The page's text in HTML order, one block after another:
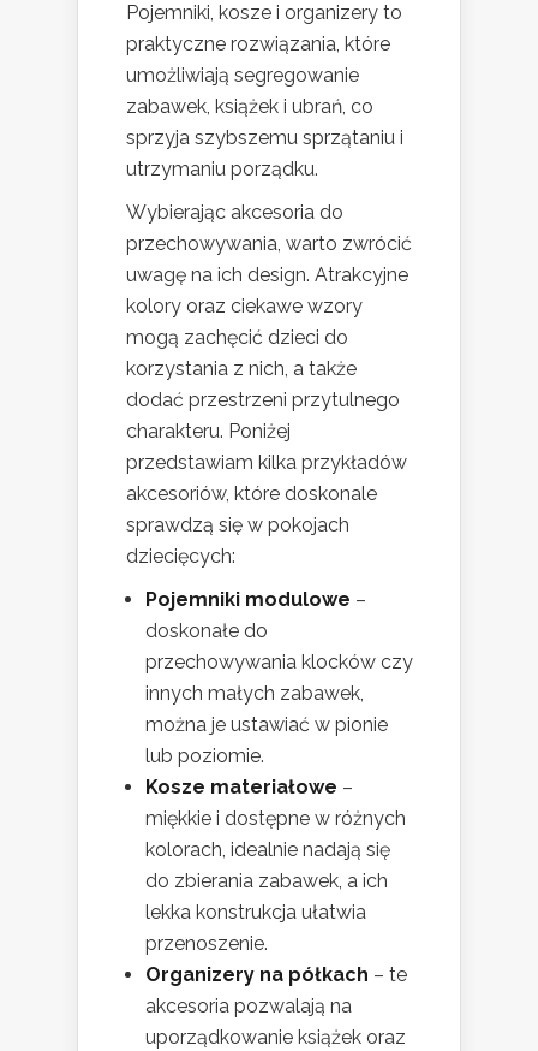
Pojemniki, kosze i organizery to
praktyczne rozwiązania, które
umożliwiają segregowanie
zabawek, książek i ubrań, co
sprzyja szybszemu sprzątaniu i
utrzymaniu porządku.
Wybierając akcesoria do
przechowywania, warto zwrócić
uwagę na ich design. Atrakcyjne
kolory oraz ciekawe wzory
mogą zachęcić dzieci do
korzystania z nich, a także
dodać przestrzeni przytulnego
charakteru. Poniżej
przedstawiam kilka przykładów
akcesoriów, które doskonale
sprawdzą się w pokojach
dziecięcych:
Pojemniki modulowe –
doskonałe do
przechowywania klocków czy
innych małych zabawek,
można je ustawiać w pionie
lub poziomie.
Kosze materiałowe –
miękkie i dostępne w różnych
kolorach, idealnie nadają się
do zbierania zabawek, a ich
lekka konstrukcja ułatwia
przenoszenie.
Organizery na półkach – te
akcesoria pozwalają na
uporządkowanie książek oraz